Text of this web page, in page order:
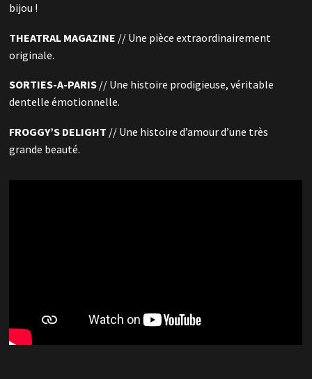
bijou !
THEATRAL MAGAZINE // Une pièce extraordinairement
originale.
SORTIES-A-PARIS // Une histoire prodigieuse, véritable
dentelle émotionnelle.
FROGGY’S DELIGHT // Une histoire d’amour d’une très
grande beauté.